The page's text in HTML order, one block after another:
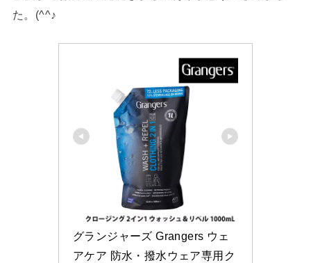
た。(^^♪
グランジャーズ Grangers ウェ
アケア 防水・撥水ウェア専用ク